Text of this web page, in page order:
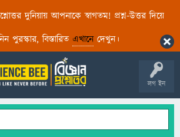
দুনিয়ায় আপনাকে স্বাগতম! প্রশ্ন-উত্তর দিয়ে
পুরস্কার, বিস্তারিত এখানেদেখুন।
লগ ইন